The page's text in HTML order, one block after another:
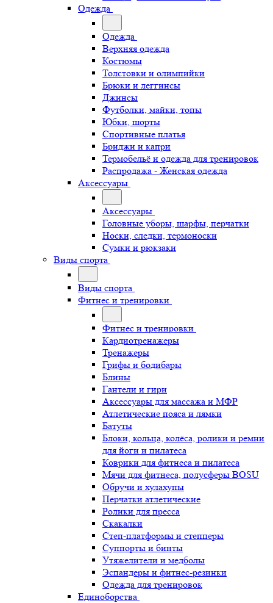
Одежда
Одежда
Верхняя одежда
Костюмы
Толстовки и олимпийки
Брюки и леггинсы
Джинсы
Футболки, майки, топы
Юбки, шорты
Спортивные платья
Бриджи и капри
Термобельё и одежда для тренировок
Распродажа - Женская одежда
Аксессуары
Аксессуары
Головные уборы, шарфы, перчатки
Носки, следки, термоноски
Сумки и рюкзаки
Виды спорта
Виды спорта
Фитнес и тренировки
Фитнес и тренировки
Кардиотренажеры
Тренажеры
Грифы и бодибары
Блины
Гантели и гири
Аксессуары для массажа и МФР
Атлетические пояса и лямки
Батуты
Блоки, кольца, колёса, ролики и ремни
для йоги и пилатеса
Коврики для фитнеса и пилатеса
Мячи для фитнеса, полусферы BOSU
Обручи и хулахупы
Перчатки атлетические
Ролики для пресса
Скакалки
Степ-платформы и степперы
Суппорты и бинты
Утяжелители и медболы
Эспандеры и фитнес-резинки
Одежда для тренировок
Единоборства